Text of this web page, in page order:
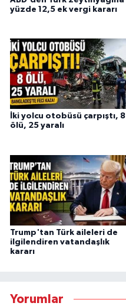
yüzde 12,5 ek vergi kararı
İki yolcu otobüsü çarpıştı, 8
ölü, 25 yaralı
Trump'tan Türk aileleri de
ilgilendiren vatandaşlık
kararı
Yorumlar